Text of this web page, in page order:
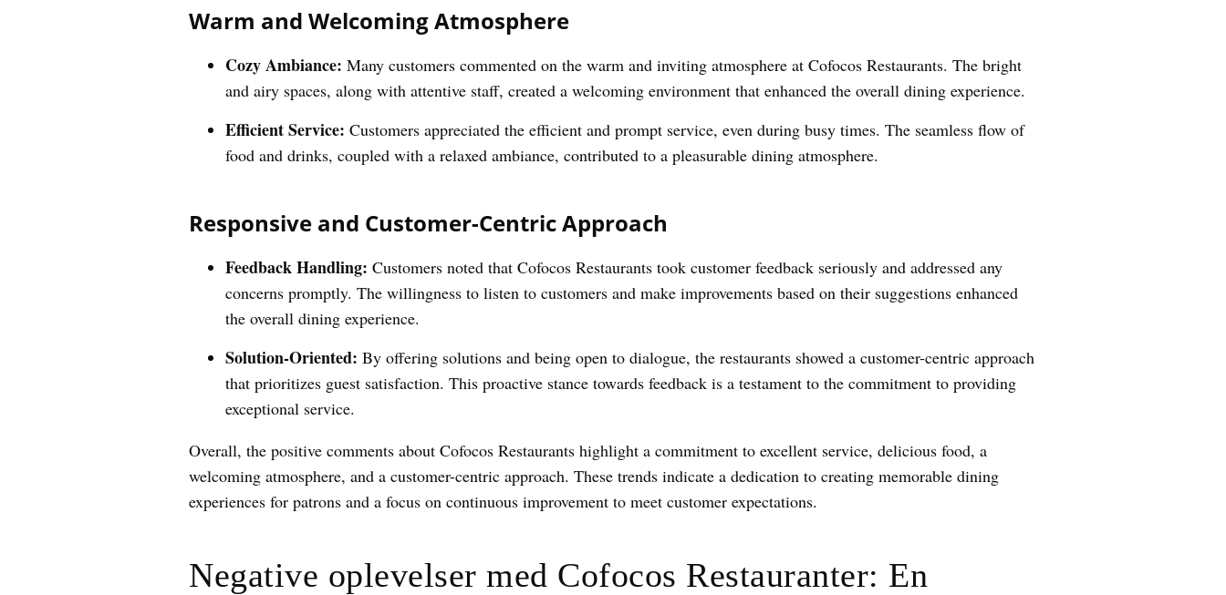
Warm and Welcoming Atmosphere
Cozy Ambiance: Many customers commented on the warm and inviting atmosphere at Cofocos Restaurants. The bright
and airy spaces, along with attentive staff, created a welcoming environment that enhanced the overall dining experience.
Efficient Service: Customers appreciated the efficient and prompt service, even during busy times. The seamless flow of
food and drinks, coupled with a relaxed ambiance, contributed to a pleasurable dining atmosphere.
Responsive and Customer-Centric Approach
Feedback Handling: Customers noted that Cofocos Restaurants took customer feedback seriously and addressed any
concerns promptly. The willingness to listen to customers and make improvements based on their suggestions enhanced
the overall dining experience.
Solution-Oriented: By offering solutions and being open to dialogue, the restaurants showed a customer-centric approach
that prioritizes guest satisfaction. This proactive stance towards feedback is a testament to the commitment to providing
exceptional service.
Overall, the positive comments about Cofocos Restaurants highlight a commitment to excellent service, delicious food, a
welcoming atmosphere, and a customer-centric approach. These trends indicate a dedication to creating memorable dining
experiences for patrons and a focus on continuous improvement to meet customer expectations.
Negative oplevelser med Cofocos Restauranter: En